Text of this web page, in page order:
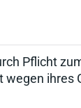
Pflicht
wegen ihres